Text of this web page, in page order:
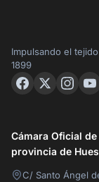
Impulsando el
1899
Cámara Oficial
provincia de
C/ Santo Ángel